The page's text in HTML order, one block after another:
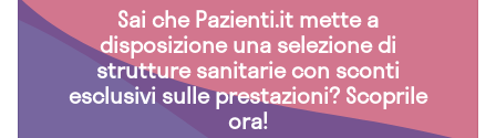
Sai che Pazienti.it mette a
disposizione una selezione di
strutture sanitarie con sconti
esclusivi sulle prestazioni? Scoprile
ora!